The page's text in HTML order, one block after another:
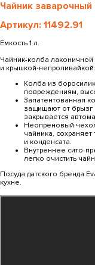
Чайник
Артикул: 11492.91
Емкость 1 л.
Чайник-колба
и крышкой-непроливайкой.
Колба из
повреждениям,
Запатентованная
защищают от брызг
закрывается
Неопреновый
чайника,
и конденсата.
Внутреннее сито-
легко очистить
Посуда датского бренда
кухне.